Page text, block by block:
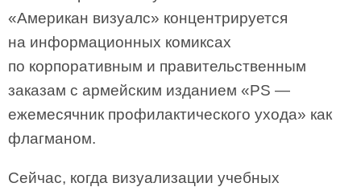
«Американ визуалс» концентрируется
на информационных комиксах
по корпоративным и правительственным
заказам с армейским изданием «PS —
ежемесячник профилактического ухода» как
флагманом.
Сейчас, когда визуализации учебных